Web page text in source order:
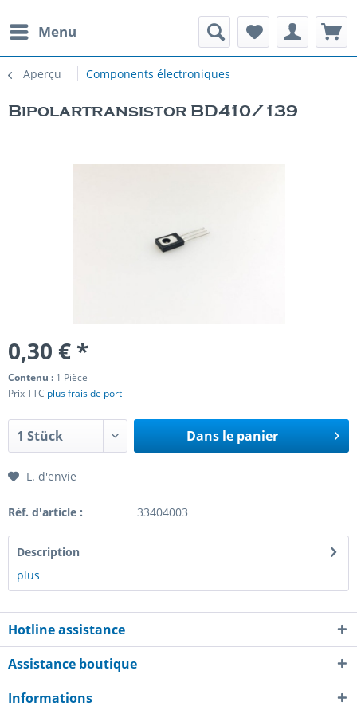
Menu
Aperçu Components électroniques
Bipolartransistor BD410/139
0,30 € *
Contenu : 1 Pièce
Prix TTC plus frais de port
Dans le panier
L. d'envie
Réf. d'article : 33404003
Description
plus
Hotline assistance
Assistance boutique
Informations